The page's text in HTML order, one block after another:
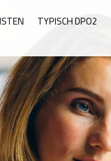
TYPISCH DPO2